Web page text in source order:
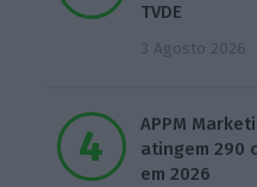
TVDE
3 Agosto 2026
APPM
atingem 290
em 2026